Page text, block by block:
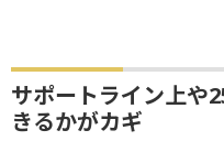
サポートライン上や
きるかがカギ